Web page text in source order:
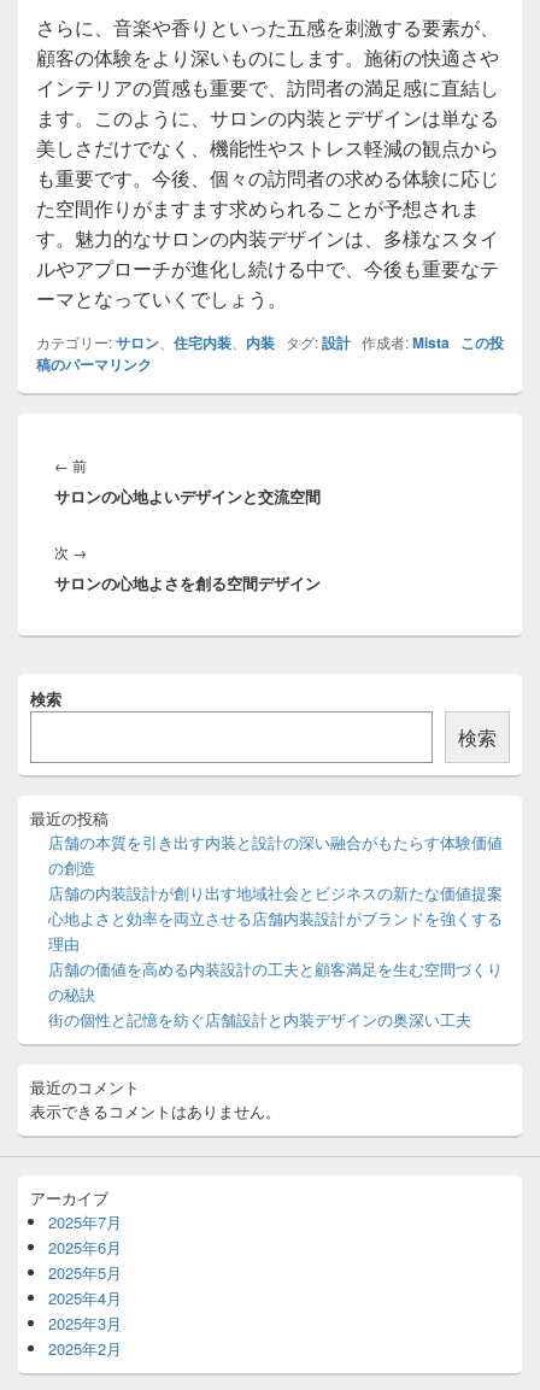
さらに、音楽や香りといった五感を刺激する要素が、
顧客の体験をより深いものにします。施術の快適さや
インテリアの質感も重要で、訪問者の満足感に直結し
ます。このように、サロンの内装とデザインは単なる
美しさだけでなく、機能性やストレス軽減の観点から
も重要です。今後、個々の訪問者の求める体験に応じ
た空間作りがますます求められることが予想されま
す。魅力的なサロンの内装デザインは、多様なスタイ
ルやアプローチが進化し続ける中で、今後も重要なテ
ーマとなっていくでしょう。
カテゴリー:サロン 住宅内装 内装 タグ:設計作成者:Mista この投
稿のパーマリンク
稿
ナ
ゲ
ー
シ
← 前前
の
サロンの心地よいデザインと交流空間
次 →
の
稿:
サロンの心地よさを創る空間デザイン
イ
イ
バ
検索
検索
最近の投稿
店舗の本質を引き出す内装と設計の深い融合がもたらす体験価値
の創造
店舗の内装設計が創り出す地域社会とビジネスの新たな価値提案
心地よさと効率を両立させる店舗内装設計がブランドを強くする
理由
店舗の価値を高める内装設計の工夫と顧客満足を生む空間づくり
の秘訣
街の個性と記憶を紡ぐ店舗設計と内装デザインの奥深い工夫
最近のコメント
表示できるコメントはありません。
アーカイブ
2025年7月
2025年6月
2025年5月
2025年4月
2025年3月
2025年2月